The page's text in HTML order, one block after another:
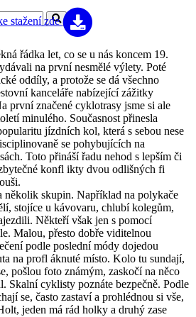
stažení zde
řádka let, co se u nás koncem 19.
na první nesmělé výlety. Poté
oddíly, a protože se dá všechno
kanceláře nabízející zážitky
první značené cyklotrasy jsme si ale
minulého. Současnost přinesla
jízdních kol, která s sebou nese
se pohybujících na
Toto přináší řadu nehod s lepším či
konfl ikty dvou odlišných fi
několik skupin. Například na polykače
stojíce u kávovaru, chlubí kolegům,
Někteří však jen s pomocí
Malou, přesto dobře viditelnou
podle poslední módy dojedou
na profl áknuté místo. Kolo tu sundají,
pošlou foto známým, zaskočí na něco
Skalní cyklisty poznáte bezpečně. Podle
se, často zastaví a prohlédnou si vše,
jeden má rád holky a druhý zase